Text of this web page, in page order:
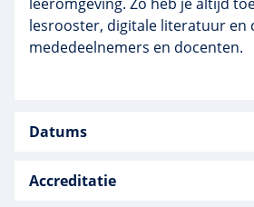
lesrooster, digitale literatuur en
mededeelnemers en docenten.
Datums
Accreditatie